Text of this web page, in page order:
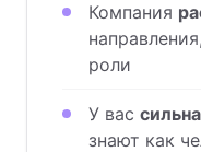
Компания
роли
У вас
знают как